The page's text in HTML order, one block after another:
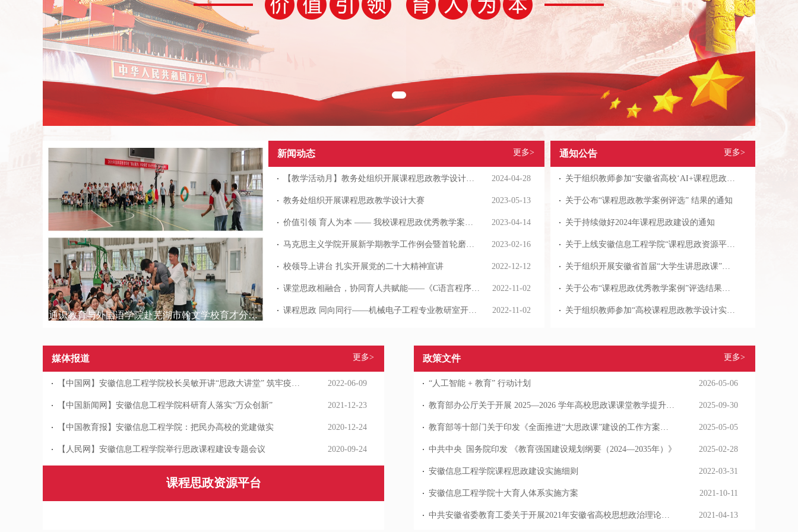
通识教育与外国语学院赴芜湖市翰文学校育才分校开展大中小学体育课程思政一体化教学研讨活动
新闻动态 更多>
【教学活动月】教务处组织开展课程思政教学设计大赛 2024-04-28
教务处组织开展课程思政教学设计大赛 2023-05-13
价值引领 育人为本 —— 我校课程思政优秀教学案例评选工作顺利完成 2023-04-14
马克思主义学院开展新学期教学工作例会暨首轮磨课活动 2023-02-16
校领导上讲台 扎实开展党的二十大精神宣讲 2022-12-12
课堂思政相融合，协同育人共赋能——《C语言程序设计基础》课程组顺利开展课程思政公开课 2022-11-02
课程思政 同向同行——机械电子工程专业教研室开展 课程思政专题研讨 2022-11-02
通知公告 更多>
关于组织教师参加“安徽省高校‘AI+课程思政’优秀案例征集工作”的通知
关于公布“课程思政教学案例评选” 结果的通知
关于持续做好2024年课程思政建设的通知
关于上线安徽信息工程学院“课程思政资源平台”的通知
关于组织开展安徽省首届“大学生讲思政课”大赛校内选拔赛的通知
关于公布“课程思政优秀教学案例”评选结果的通知
关于组织教师参加“高校课程思政教学设计实施路径与师德师风建设暨教师专业成长研修班”的通知
媒体报道 更多>
【中国网】安徽信息工程学院校长吴敏开讲“思政大讲堂” 筑牢疫情防控思想防线 2022-06-09
【中国新闻网】安徽信息工程学院科研育人落实“万众创新” 2021-12-23
【中国教育报】安徽信息工程学院：把民办高校的党建做实 2020-12-24
【人民网】安徽信息工程学院举行思政课程建设专题会议 2020-09-24
课程思政资源平台
政策文件 更多>
“人工智能 + 教育” 行动计划 2026-05-06
教育部办公厅关于开展 2025—2026 学年高校思政课课堂教学提升行动的通知 2025-09-30
教育部等十部门关于印发《全面推进“大思政课”建设的工作方案》的通知 2025-05-05
中共中央 国务院印发 《教育强国建设规划纲要（2024—2035年）》 2025-02-28
安徽信息工程学院课程思政建设实施细则 2022-03-31
安徽信息工程学院十大育人体系实施方案 2021-10-11
中共安徽省委教育工委关于开展2021年安徽省高校思想政治理论课教师党史说课暨教学展示比赛的通知 2021-04-13